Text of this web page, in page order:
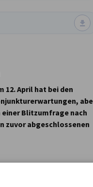
12. April hat bei den
einer Blitzumfrage nach
zuvor abgeschlossenen
unter ihren
Ergebnisse am 7. Mai